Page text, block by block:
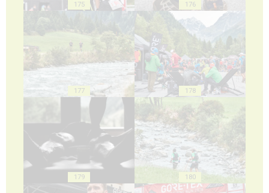
175 176
177 178
179 180